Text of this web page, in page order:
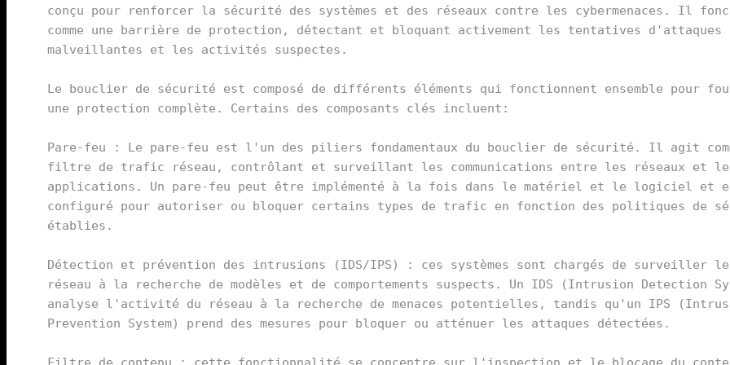
conçu pour renforcer la sécurité des systèmes et des réseaux contre les cybermenaces. Il
comme une barrière de protection, détectant et bloquant activement les tentatives d'attaques
malveillantes et les activités suspectes.
Le bouclier de sécurité est composé de différents éléments qui fonctionnent ensemble pour
une protection complète. Certains des composants clés incluent:
Pare-feu : Le pare-feu est l'un des piliers fondamentaux du bouclier de sécurité. Il agit
filtre de trafic réseau, contrôlant et surveillant les communications entre les réseaux et
applications. Un pare-feu peut être implémenté à la fois dans le matériel et le logiciel et
configuré pour autoriser ou bloquer certains types de trafic en fonction des politiques de
établies.
Détection et prévention des intrusions (IDS/IPS) : ces systèmes sont chargés de surveiller
réseau à la recherche de modèles et de comportements suspects. Un IDS (Intrusion Detection
analyse l'activité du réseau à la recherche de menaces potentielles, tandis qu'un IPS
Prevention System) prend des mesures pour bloquer ou atténuer les attaques détectées.